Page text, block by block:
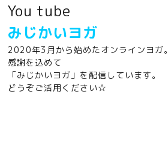
You tube
みじかいヨガ
2020年3月から始めたオンラインヨガ。
感謝を込めて
「みじかいヨガ」を配信しています。
どうぞご活用ください☆